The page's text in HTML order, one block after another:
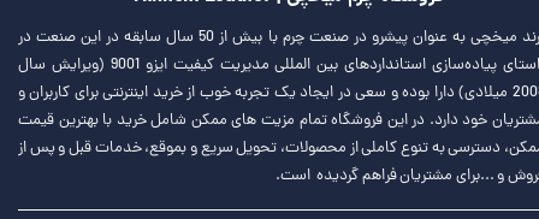
برند میخچی به عنوان پیشرو در صنعت چرم با بیش از 50 سال سابقه در این صنعت در
راستای پیاده‌سازی استانداردهای بین المللی مدیریت کیفیت ایزو 9001 (ویرایش سال
2008 میلادی) دارا بوده و سعی در ایجاد یک تجربه خوب از خرید اینترنتی برای کاربران و
خود دارد. در این فروشگاه تمام مزیت های ممکن شامل خرید با بهترین قیمت
دسترسی به تنوع کاملی از محصولات، تحویل سریع و بموقع، خدمات قبل و پس از
و ...برای مشتریان فراهم گردیده است.